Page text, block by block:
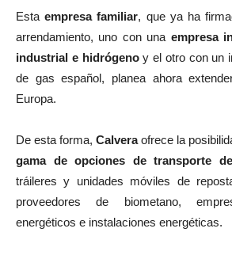
Estaempresa familiar, que ya ha
arrendamiento, uno con una empresa
industrial e hidrógenoy el otro con un
de gas español, planea ahora
Europa.
De esta forma, Calveraofrece la
gama de opciones de transporte
tráileres y unidades móviles de
proveedores de biometano,
energéticos e instalaciones energéticas.